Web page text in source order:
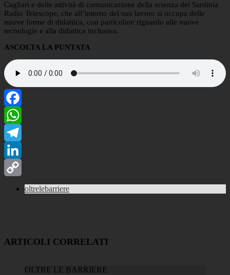
Cagliari e delle attività di comunicazione della scienza del Sardinia
Radio Telescope, che all’interno del suo lavoro si occupa delle
nuove forme di didattica, con particolare riguardo alle nuove
tecnologie e alla didattica inclusiva.
ASCOLTA LA PUNTATA
Facebook
WhatsApp
Telegram
LinkedIn
oltrelebarriere
ARTICOLI CORRELATI
OLTRE LE BARRIERE